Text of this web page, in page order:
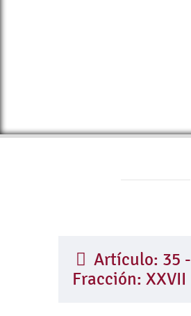
Artículo: 35 -
Fracción: XXVII